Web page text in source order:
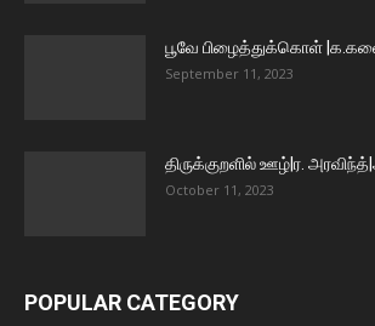
பூவே பிழைத்துக்கொள்
September 11, 2023
திருக்குறளில் ஊழ்|ர.
October 11, 2023
POPULAR CATEGORY